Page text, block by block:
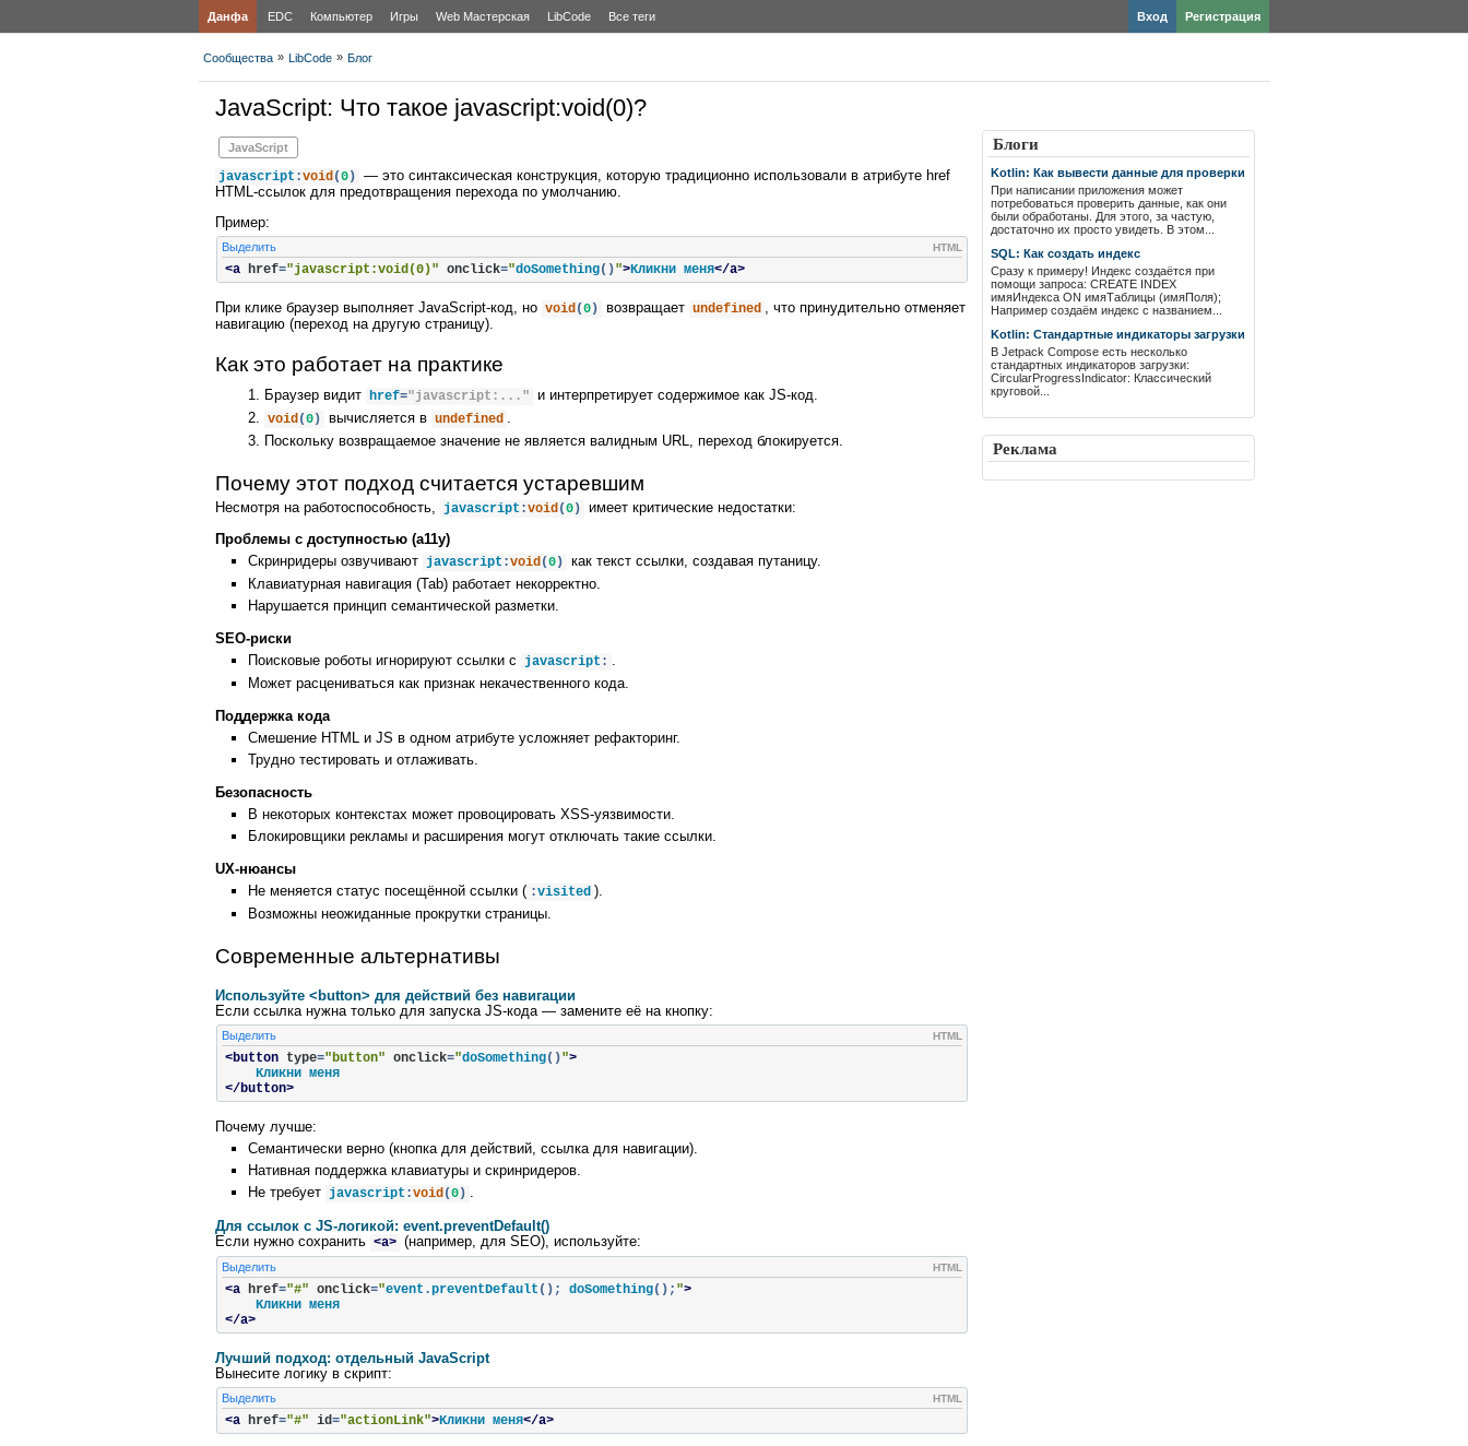
Данфа EDC Компьютер Игры Web Мастерская LibCode Все теги Регистрация
Вход
Сообщества » LibCode » Блог
JavaScript: Что такое javascript:void(0)?
JavaScript
javascript :void(0) — это синтаксическая конструкция, которую традиционно использовали в атрибуте href
HTML‑ссылок для предотвращения перехода по умолчанию.
Пример:
Выделить HTML
<a href="javascript:void(0)" onclick="doSomething()">Кликни меня</a>
При клике браузер выполняет JavaScript‑код, но void(0) возвращает undefined , что принудительно отменяет
навигацию (переход на другую страницу).
Как это работает на практике
Браузер видит href="javascript:..." и интерпретирует содержимое как JS‑код.
void(0) вычисляется в undefined .
Поскольку возвращаемое значение не является валидным URL, переход блокируется.
Почему этот подход считается устаревшим
Несмотря на работоспособность, javascript :void(0) имеет критические недостатки:
Проблемы с доступностью (a11y)
Скринридеры озвучивают javascript :void(0) как текст ссылки, создавая путаницу.
Клавиатурная навигация (Tab) работает некорректно.
Нарушается принцип семантической разметки.
SEO‑риски
Поисковые роботы игнорируют ссылки с javascript : .
Может расцениваться как признак некачественного кода.
Поддержка кода
Смешение HTML и JS в одном атрибуте усложняет рефакторинг.
Трудно тестировать и отлаживать.
Безопасность
В некоторых контекстах может провоцировать XSS‑уязвимости.
Блокировщики рекламы и расширения могут отключать такие ссылки.
UX‑нюансы
Не меняется статус посещённой ссылки ( :visited ).
Возможны неожиданные прокрутки страницы.
Современные альтернативы
Используйте <button> для действий без навигации
Если ссылка нужна только для запуска JS‑кода — замените её на кнопку:
Выделить HTML
<button type="button" onclick="doSomething()">
</button>
Почему лучше:
Семантически верно (кнопка для действий, ссылка для навигации).
Нативная поддержка клавиатуры и скринридеров.
Не требует javascript :void(0) .
Для ссылок с JS‑логикой: event.preventDefault()
Если нужно сохранить <a> (например, для SEO), используйте:
Выделить HTML
<a href="#" onclick="event .preventDefault (); doSomething(); ">
</a>
Лучший подход: отдельный JavaScript
Вынесите логику в скрипт:
Выделить HTML
<a href="#" id="actionLink">Кликни меня</a>
Блоги
Kotlin: Как вывести данные для проверки
При написании приложения может
потребоваться проверить данные, как они
были обработаны. Для этого, за частую,
достаточно их просто увидеть. В этом...
SQL: Как создать индекс
Сразу к примеру! Индекс создаётся при
помощи запроса: CREATE INDEX
имяИндекса ON имяТаблицы (имяПоля);
Например создаём индекс с названием...
Kotlin: Стандартные индикаторы загрузки
В Jetpack Compose есть несколько
стандартных индикаторов загрузки:
CircularProgressIndicator: Классический
круговой...
Реклама